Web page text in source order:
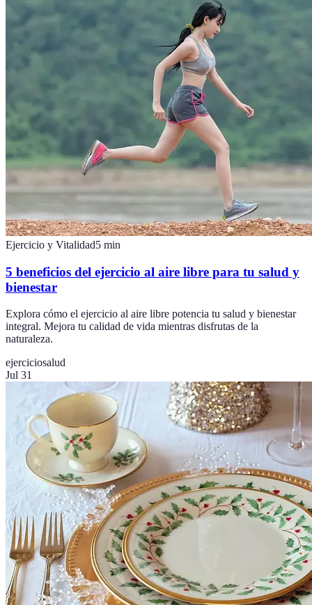
Ejercicio y Vitalidad5 min
5 beneficios del ejercicio al aire libre para tu salud y
bienestar
Explora cómo el ejercicio al aire libre potencia tu salud y bienestar
integral. Mejora tu calidad de vida mientras disfrutas de la
naturaleza.
ejerciciosalud
Jul 31